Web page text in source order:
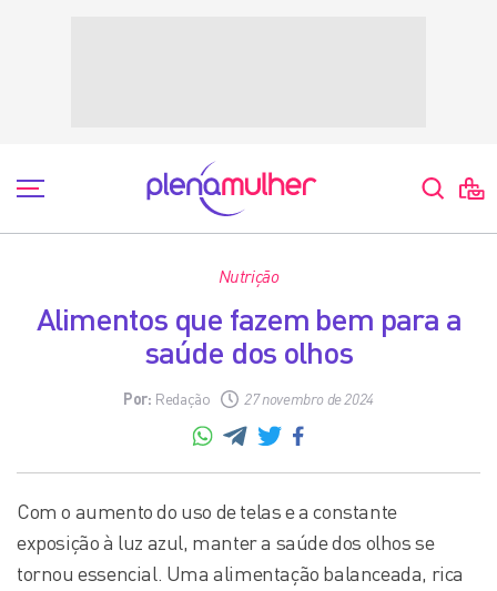
Nutrição
Alimentos que fazem bem para a
saúde dos olhos
Por: Redação 27 novembro de 2024
Com o aumento do uso de telas e a constante
exposição à luz azul, manter a saúde dos olhos se
tornou essencial. Uma alimentação balanceada, rica